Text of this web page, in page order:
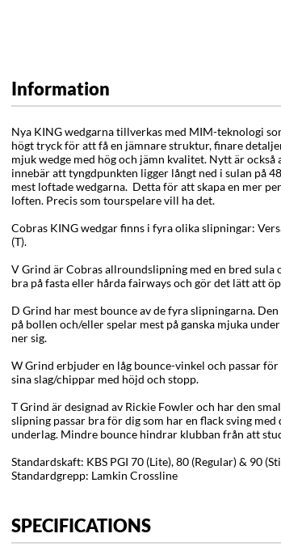
Information
Nya KING wedgarna tillverkas med MIM-teknologi
högt tryck för att få en jämnare struktur, finare
mjuk wedge med hög och jämn kvalitet. Nytt är
innebär att tyngdpunkten ligger långt ned i sulan på
mest loftade wedgarna. Detta för att skapa en mer
loften. Precis som tourspelare vill ha det.
Cobras KING wedgar finns i fyra olika slipningar:
(T).
V Grind är Cobras allroundslipning med en bred
bra på fasta eller hårda fairways och gör det lätt att
D Grind har mest bounce av de fyra slipningarna.
på bollen och/eller spelar mest på ganska mjuka
ner sig.
W Grind erbjuder en låg bounce-vinkel och passar
sina slag/chippar med höjd och stopp.
T Grind är designad av Rickie Fowler och har den
slipning passar bra för dig som har en flack sving
underlag. Mindre bounce hindrar klubban från att
Standardskaft: KBS PGI 70 (Lite), 80 (Regular) & 90
Standardgrepp: Lamkin Crossline
SPECIFICATIONS